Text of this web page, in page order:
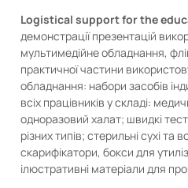
Logistical support for the
демонстрації презентацій
мультимедійне обладнання,
практичної частини
обладнання: набори засобів
всіх працівників у складі:
одноразовий халат; швидкі
різних типів; стерильні сухі та
скарифікатори, бокси для
ілюстративні матеріали для